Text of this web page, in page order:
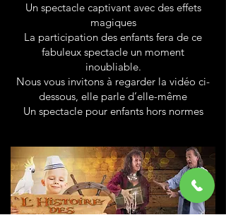
Un spectacle captivant avec des effets
magiques
La participation des enfants fera de ce
fabuleux spectacle un moment
inoubliable.
Nous vous invitons à regarder la vidéo ci-
dessous, elle parle d’elle-même
Un spectacle pour enfants hors normes